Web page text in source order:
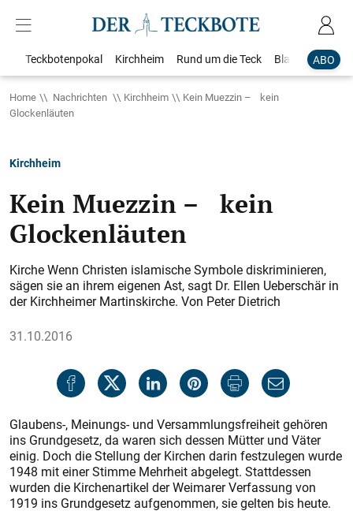
ABO
Teckbotenpokal Kirchheim Rund um die Teck Blaulicht
Home Nachrichten Kirchheim
Kein Muezzin – kein
Glockenläuten
Kirchheim
Kein Muezzin – kein
Glockenläuten
Kirche Wenn Christen islamische Symbole diskriminieren,
sägen sie an ihrem eigenen Ast, sagt Dr. Ellen Ueberschär in
der Kirchheimer Martinskirche. Von Peter Dietrich
31.10.2016
Glaubens-, Meinungs- und Versammlungsfreiheit gehören
ins Grundgesetz, da waren sich dessen Mütter und Väter
einig. Doch die Stellung der Kirchen darin festzulegen wurde
1948 mit einer Stimme Mehrheit abgelegt. Stattdessen
wurden die Kirchenartikel der Weimarer Verfassung von
1919 ins Grundgesetz aufgenommen, sie gelten bis heute.